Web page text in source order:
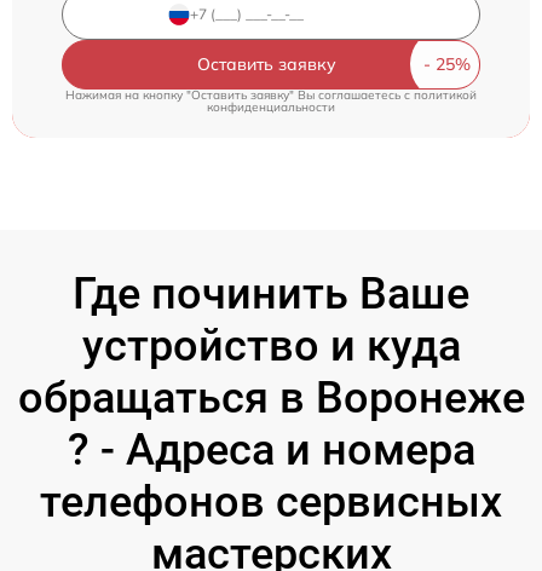
Оставить заявку
Нажимая на кнопку "Оставить заявку" Вы соглашаетесь cполитикой
конфиденциальности
Где починить Ваше
устройство и куда
обращаться в Воронеже
? - Адреса и номера
телефонов сервисных
мастерских